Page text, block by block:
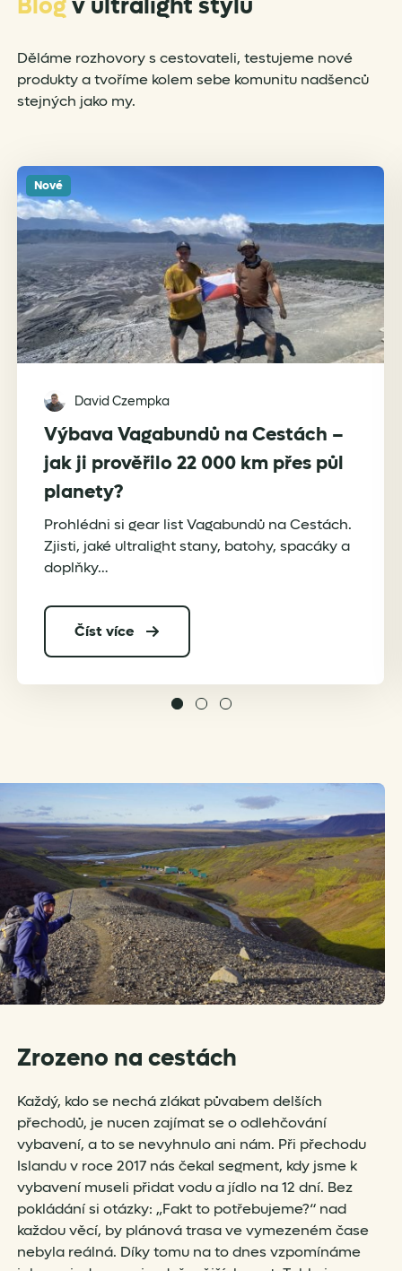
Blogv ultralight stylu
Děláme rozhovory s cestovateli, testujeme nové
produkty a tvoříme kolem sebe komunitu nadšenců
stejných jako my.
Nové
David Czempka
Výbava Vagabundů na Cestách –
jak ji prověřilo 22 000 km přes půl
planety?
Prohlédni si gear list Vagabundů na Cestách.
Zjisti, jaké ultralight stany, batohy, spacáky a
doplňky…
Číst více
Zrozeno na cestách
Každý, kdo se nechá zlákat půvabem delších
přechodů, je nucen zajímat se o odlehčování
vybavení, a to se nevyhnulo ani nám. Při přechodu
Islandu v roce 2017 nás čekal segment, kdy jsme k
vybavení museli přidat vodu a jídlo na 12 dní. Bez
pokládání si otázky: „Fakt to potřebujeme?“ nad
každou věcí, by plánová trasa ve vymezeném čase
nebyla reálná. Díky tomu na to dnes vzpomínáme